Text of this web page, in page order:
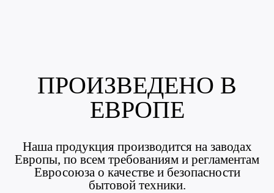
ПРОИЗВЕДЕНО В
ЕВРОПЕ
Наша продукция производится на заводах
Европы, по всем требованиям и регламентам
Евросоюза о качестве и безопасности
бытовой техники.